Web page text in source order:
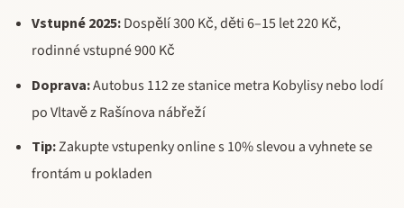
Vstupné 2025:Dospělí 300 Kč, děti 6–15 let 220 Kč,
rodinné vstupné 900 Kč
Doprava:Autobus 112 ze stanice metra Kobylisy nebo lodí
po Vltavě z Rašínova nábřeží
Tip:Zakupte vstupenky online s 10% slevou a vyhnete se
frontám u pokladen